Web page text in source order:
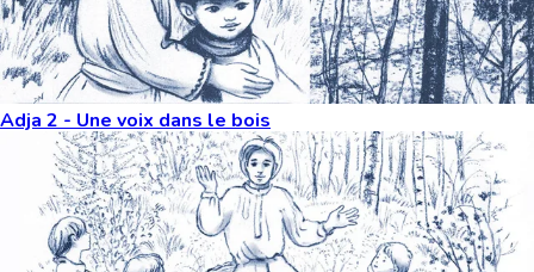
Adja 2 - Une voix dans le bois